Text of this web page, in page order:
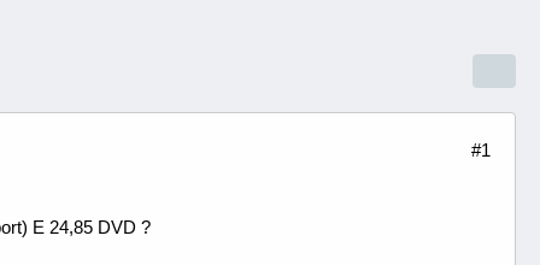
#1
E 24,85 DVD ?